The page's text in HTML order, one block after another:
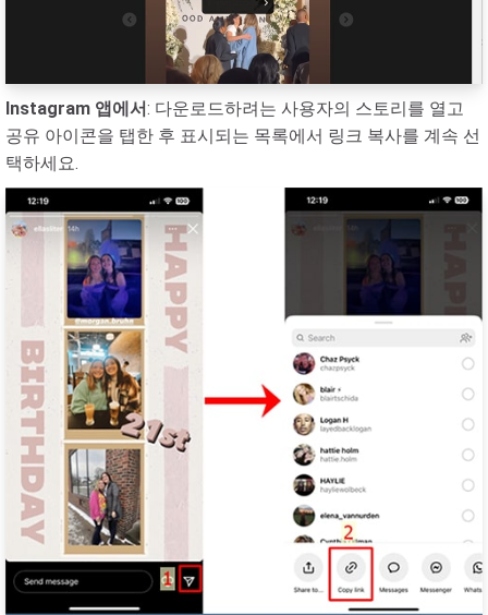
Instagram 앱에서: 다운로드하려는 사용자의 스토리를 열고
공유 아이콘을 탭한 후 표시되는 목록에서 링크 복사를 계속 선
택하세요.